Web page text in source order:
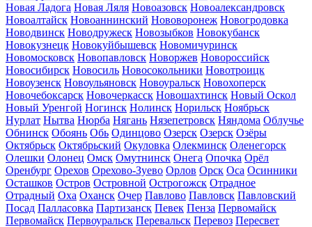
Новая Ладога Новая Ляля Новоазовск Новоалександровск
Новоалтайск Новоаннинский Нововоронеж Новогродовка
Новодвинск Новодружеск Новозыбков Новокубанск
Новокузнецк Новокуйбышевск Новомичуринск
Новомосковск Новопавловск Новоржев Новороссийск
Новосибирск Новосиль Новосокольники Новотроицк
Новоузенск Новоульяновск Новоуральск Новохоперск
Новочебоксарск Новочеркасск Новошахтинск Новый Оскол
Новый Уренгой Ногинск Нолинск Норильск Ноябрьск
Нурлат Нытва Нюрба Нягань Нязепетровск Няндома Облучье
Обнинск Обоянь Обь Одинцово Озерск Озерск Озёры
Октябрьск Октябрьский Окуловка Олекминск Оленегорск
Олешки Олонец Омск Омутнинск Онега Опочка Орёл
Оренбург Орехов Орехово-Зуево Орлов Орск Оса Осинники
Осташков Остров Островной Острогожск Отрадное
Отрадный Оха Оханск Очер Павлово Павловск Павловский
Посад Палласовка Партизанск Певек Пенза Первомайск
Первомайск Первоуральск Перевальск Перевоз Пересвет